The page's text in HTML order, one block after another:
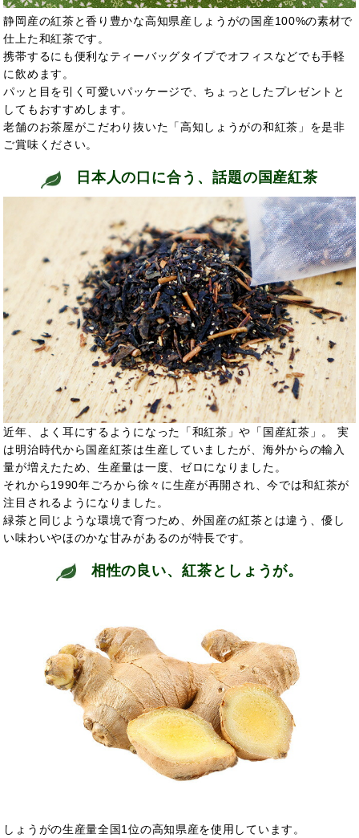
静岡産の紅茶と香り豊かな高知県産しょうがの国産100%の素材で
仕上た和紅茶です。
携帯するにも便利なティーバッグタイプでオフィスなどでも手軽
に飲めます。
パッと目を引く可愛いパッケージで、ちょっとしたプレゼントと
してもおすすめします。
老舗のお茶屋がこだわり抜いた「高知しょうがの和紅茶」を是非
ご賞味ください。
日本人の口に合う、話題の国産紅茶
近年、よく耳にするようになった「和紅茶」や「国産紅茶」。 実
は明治時代から国産紅茶は生産していましたが、海外からの輸入
量が増えたため、生産量は一度、ゼロになりました。
それから1990年ごろから徐々に生産が再開され、今では和紅茶が
注目されるようになりました。
緑茶と同じような環境で育つため、外国産の紅茶とは違う、優し
い味わいやほのかな甘みがあるのが特長です。
相性の良い、紅茶としょうが。
しょうがの生産量全国1位の高知県産を使用しています。